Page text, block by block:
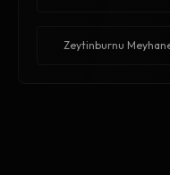
Zeytinburnu